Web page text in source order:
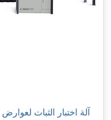
آلة اختبار الثبات